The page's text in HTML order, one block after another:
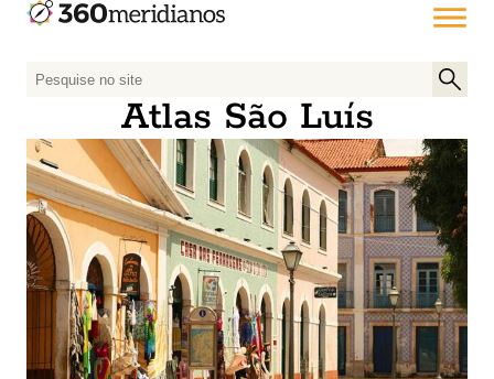
P
q
u
i
s
a
r
o
r
Atlas São Luís